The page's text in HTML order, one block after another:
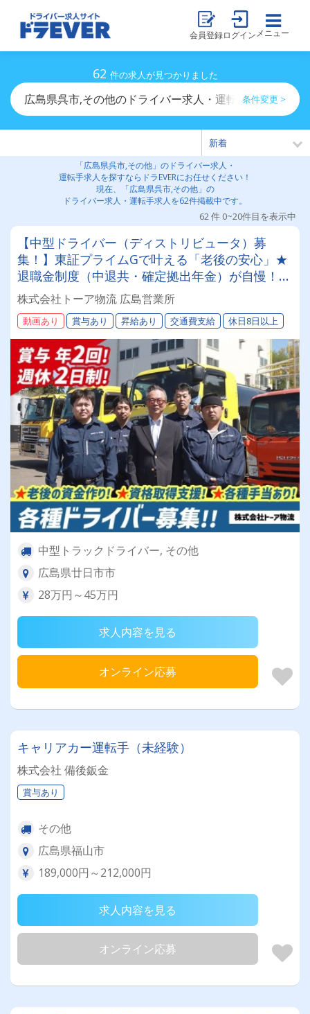
会員登録ログイン メニュー
62 件の求人が見つかりました
広島県呉市,その他のドライバー求人・運転手求人一覧
条件変更 >
「広島県呉市,その他」のドライバー求人・
運転手求人を探すならドラEVERにお任せください！
現在、「広島県呉市,その他」の
ドライバー求人・運転手求人を62件掲載中です。
62 件 0~20件目を表示中
【中型ドライバー（ディストリビュータ）募
集！】東証プライムGで叶える「老後の安心」★
退職金制度（中退共・確定拠出年金）が自慢！◎
賞与年2回・無事故手当あり◎免許支援あり（要
相談）★未経験OK！長く勤めるほど報われる会
社です
株式会社トーア物流 広島営業所
動画あり 賞与あり 昇給あり 交通費支給 休日8日以上
中型トラックドライバー, その他
広島県廿日市市
28万円～45万円
求人内容を見る
オンライン応募
キャリアカー運転手（未経験）
株式会社 備後鈑金
賞与あり
その他
広島県福山市
189,000円～212,000円
求人内容を見る
オンライン応募